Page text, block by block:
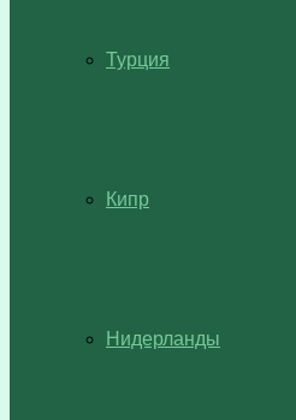
Турция
Кипр
Нидерланды